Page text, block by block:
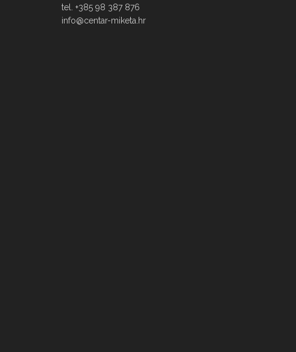
tel. +385 98 387 876
info@centar-miketa.hr